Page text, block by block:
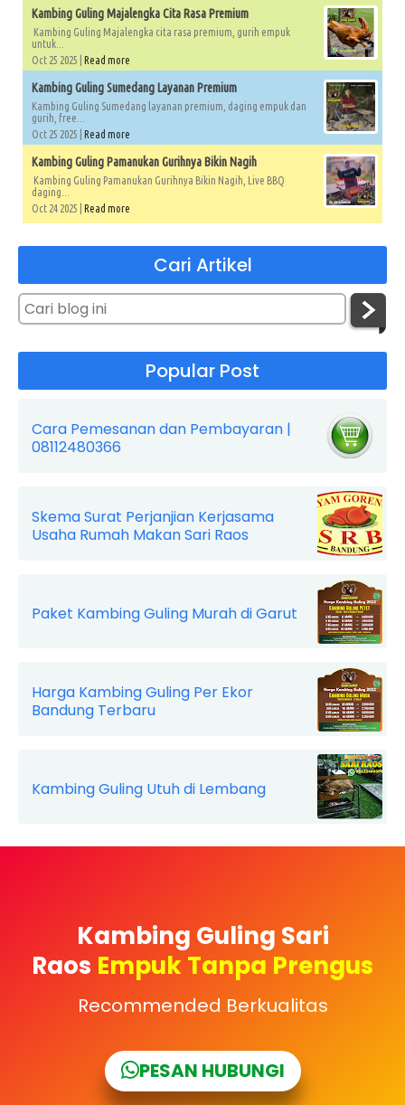
Kambing Guling Majalengka Cita Rasa Premium
Kambing Guling Majalengka cita rasa premium, gurih empuk
untuk...
Oct 25 2025 | Read more
Kambing Guling Sumedang Layanan Premium
Kambing Guling Sumedang layanan premium, daging empuk dan
gurih, free...
Oct 25 2025 | Read more
Kambing Guling Pamanukan Gurihnya Bikin Nagih
Kambing Guling Pamanukan Gurihnya Bikin Nagih, Live BBQ
daging...
Oct 24 2025 | Read more
Cari Artikel
Popular Post
Cara Pemesanan dan Pembayaran |
08112480366
Skema Surat Perjanjian Kerjasama
Usaha Rumah Makan Sari Raos
Paket Kambing Guling Murah di Garut
Harga Kambing Guling Per Ekor
Bandung Terbaru
Kambing Guling Utuh di Lembang
Kambing Guling Sari
Raos Empuk Tanpa Prengus
Recommended Berkualitas
PESAN HUBUNGI